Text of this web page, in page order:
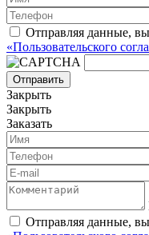
Отправляя данные,
«Пользовательского
Отправить
Закрыть
Закрыть
Заказать
Отправляя данные,